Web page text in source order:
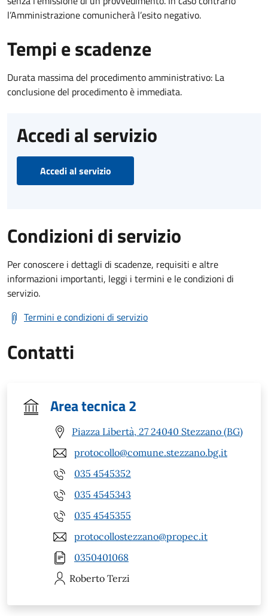
l’Amministrazione comunicherà l’esito negativo.
Tempi e scadenze
Durata massima del procedimento amministrativo: La
conclusione del procedimento è immediata.
Accedi al servizio
Accedi al servizio
Condizioni di servizio
Per conoscere i dettagli di scadenze, requisiti e altre
informazioni importanti, leggi i termini e le condizioni di
servizio.
Termini e condizioni di servizio
Contatti
Area tecnica 2
Piazza Libertà, 27 24040 Stezzano (BG)
protocollo@comune.stezzano.bg.it
035 4545352
035 4545343
035 4545355
protocollostezzano@propec.it
0350401068
Roberto Terzi